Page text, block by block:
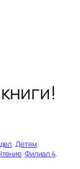
, Детям
, Филиал 4